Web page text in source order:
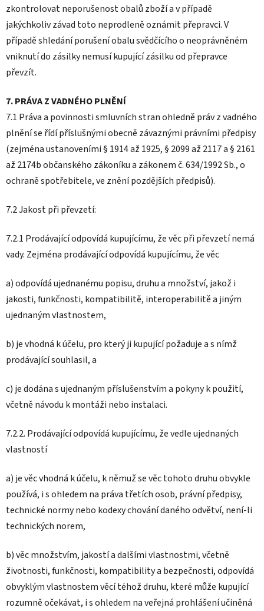
zkontrolovat neporušenost obalů zboží a v případě
jakýchkoliv závad toto neprodleně oznámit přepravci. V
případě shledání porušení obalu svědčícího o neoprávněném
vniknutí do zásilky nemusí kupující zásilku od přepravce
převzít.
7. PRÁVA Z VADNÉHO PLNĚNÍ
7.1 Práva a povinnosti smluvních stran ohledně práv z vadného
plnění se řídí příslušnými obecně závaznými právními předpisy
(zejména ustanoveními § 1914 až 1925, § 2099 až 2117 a § 2161
až 2174b občanského zákoníku a zákonem č. 634/1992 Sb., o
ochraně spotřebitele, ve znění pozdějších předpisů).
7.2 Jakost při převzetí:
7.2.1 Prodávající odpovídá kupujícímu, že věc při převzetí nemá
vady. Zejména prodávající odpovídá kupujícímu, že věc
a) odpovídá ujednanému popisu, druhu a množství, jakož i
jakosti, funkčnosti, kompatibilitě, interoperabilitě a jiným
ujednaným vlastnostem,
b) je vhodná k účelu, pro který ji kupující požaduje a s nímž
prodávající souhlasil, a
c) je dodána s ujednaným příslušenstvím a pokyny k použití,
včetně návodu k montáži nebo instalaci.
7.2.2. Prodávající odpovídá kupujícímu, že vedle ujednaných
vlastností
a) je věc vhodná k účelu, k němuž se věc tohoto druhu obvykle
používá, i s ohledem na práva třetích osob, právní předpisy,
technické normy nebo kodexy chování daného odvětví, není-li
technických norem,
b) věc množstvím, jakostí a dalšími vlastnostmi, včetně
životnosti, funkčnosti, kompatibility a bezpečnosti, odpovídá
obvyklým vlastnostem věcí téhož druhu, které může kupující
rozumně očekávat, i s ohledem na veřejná prohlášení učiněná